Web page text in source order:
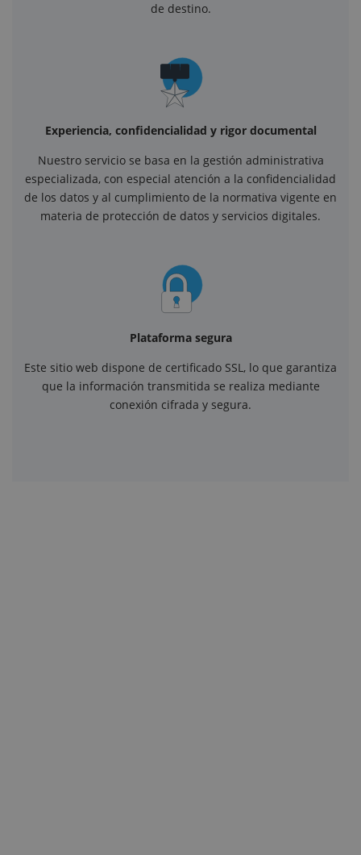
de destino.
Experiencia, confidencialidad y rigor documental
Nuestro servicio se basa en la gestión administrativa
especializada, con especial atención a la confidencialidad
de los datos y al cumplimiento de la normativa vigente en
materia de protección de datos y servicios digitales.
Plataforma segura
Este sitio web dispone de certificado SSL, lo que garantiza
que la información transmitida se realiza mediante
conexión cifrada y segura.